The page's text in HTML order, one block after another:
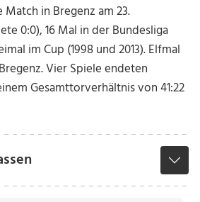
in Bregenz am 23.
0:0), 16 Mal in der Bundesliga
im Cup (1998 und 2013). Elfmal
Vier Spiele endeten
Gesamttorverhältnis von 41:22